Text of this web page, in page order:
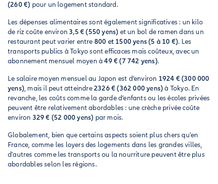
(260 €) pour un logement standard.
Les dépenses alimentaires sont également significatives : un kilo
de riz coûte environ3,5 € (550 yens) et un bol de ramen dans un
restaurant peut varier entre 800 et 1500 yens (5 à 10 €). Les
transports publics à Tokyo sont efficaces mais coûteux, avec un
abonnement mensuel moyen à49 € (7 742 yens).
Le salaire moyen mensuel au Japon est d’environ 1924 € (300 000
yens), mais il peut atteindre2326 € (362 000 yens)à Tokyo. En
revanche, les coûts comme la garde d’enfants ou les écoles privées
peuvent être relativement abordables : une crèche privée coûte
environ 329 € (52 000 yens) par mois.
Globalement, bien que certains aspects soient plus chers qu'en
France, comme les loyers des logements dans les grandes villes,
d'autres comme les transports ou la nourriture peuvent être plus
abordables selon les régions.